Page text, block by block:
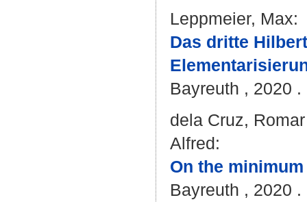
Leppmeier, Max:
Das dritte
Bayreuth , 2020 .
dela Cruz, Romar
Alfred:
On the
Bayreuth , 2020 .